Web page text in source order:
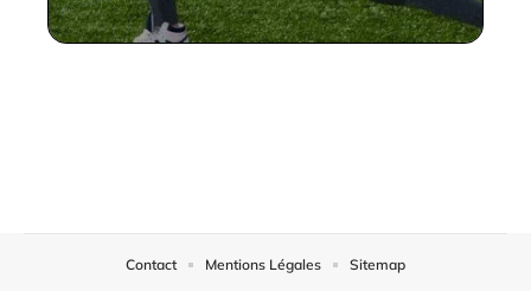
Contact Mentions Légales Sitemap